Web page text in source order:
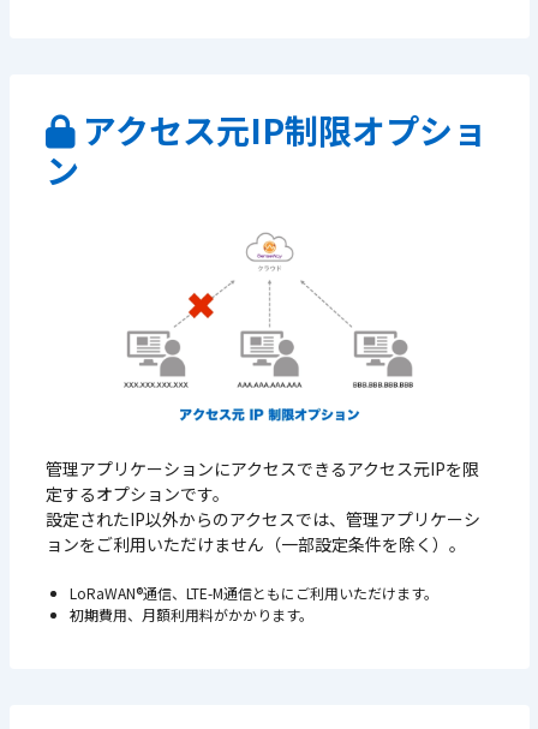
アクセス元IP制限オプショ
ン
管理アプリケーションにアクセスできるアクセス元IPを限
定するオプションです。
設定されたIP以外からのアクセスでは、管理アプリケーシ
ョンをご利用いただけません（一部設定条件を除く）。
LoRaWAN®通信、LTE-M通信ともにご利用いただけます。
初期費用、月額利用料がかかります。